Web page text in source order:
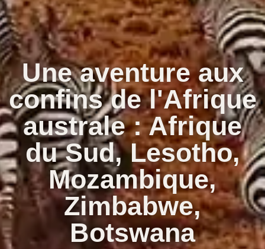
Une aventure aux
confins de l'Afrique
australe : Afrique
du Sud, Lesotho,
Mozambique,
Zimbabwe,
Botswana